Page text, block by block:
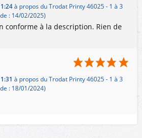
à propos du Trodat Printy 46025 - 1 à 3
: 14/02/2025)
conforme à la description. Rien de
à propos du Trodat Printy 46025 - 1 à 3
: 18/01/2024)